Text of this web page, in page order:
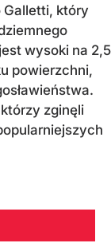
Galletti, który
wysoki na 2,5
powierzchni,
zginęli